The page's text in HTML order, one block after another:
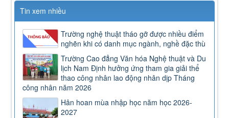
Tin xem nhiều
Trường nghệ thuật tháo gỡ được nhiều điểm
nghẽn khi có danh mục ngành, nghề đặc thù
Trường Cao đẳng Văn hóa Nghệ thuật và Du
lịch Nam Định hưởng ứng tham gia giải thể
thao công nhân lao động nhân dịp Tháng
công nhân năm 2026
Hân hoan mùa nhập học năm học 2026-
2027